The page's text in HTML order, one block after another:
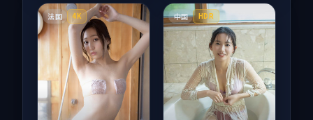
法国 4K 中国 HDR